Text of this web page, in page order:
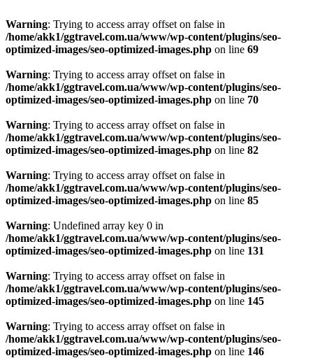
Warning: Trying to access array offset on false in
/home/akk1/ggtravel.com.ua/www/wp-content/plugins/seo-
optimized-images/seo-optimized-images.php on line 69
Warning: Trying to access array offset on false in
/home/akk1/ggtravel.com.ua/www/wp-content/plugins/seo-
optimized-images/seo-optimized-images.php on line 70
Warning: Trying to access array offset on false in
/home/akk1/ggtravel.com.ua/www/wp-content/plugins/seo-
optimized-images/seo-optimized-images.php on line 82
Warning: Trying to access array offset on false in
/home/akk1/ggtravel.com.ua/www/wp-content/plugins/seo-
optimized-images/seo-optimized-images.php on line 85
Warning: Undefined array key 0 in
/home/akk1/ggtravel.com.ua/www/wp-content/plugins/seo-
optimized-images/seo-optimized-images.php on line 131
Warning: Trying to access array offset on false in
/home/akk1/ggtravel.com.ua/www/wp-content/plugins/seo-
optimized-images/seo-optimized-images.php on line 145
Warning: Trying to access array offset on false in
/home/akk1/ggtravel.com.ua/www/wp-content/plugins/seo-
optimized-images/seo-optimized-images.php on line 146